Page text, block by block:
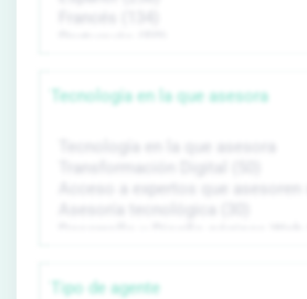
Tecnología en la que asesora
Tipo de agente